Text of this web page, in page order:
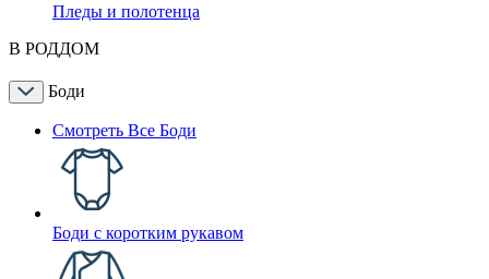
Пледы и полотенца
В РОДДОМ
Боди
Смотреть Все Боди
Боди с коротким рукавом